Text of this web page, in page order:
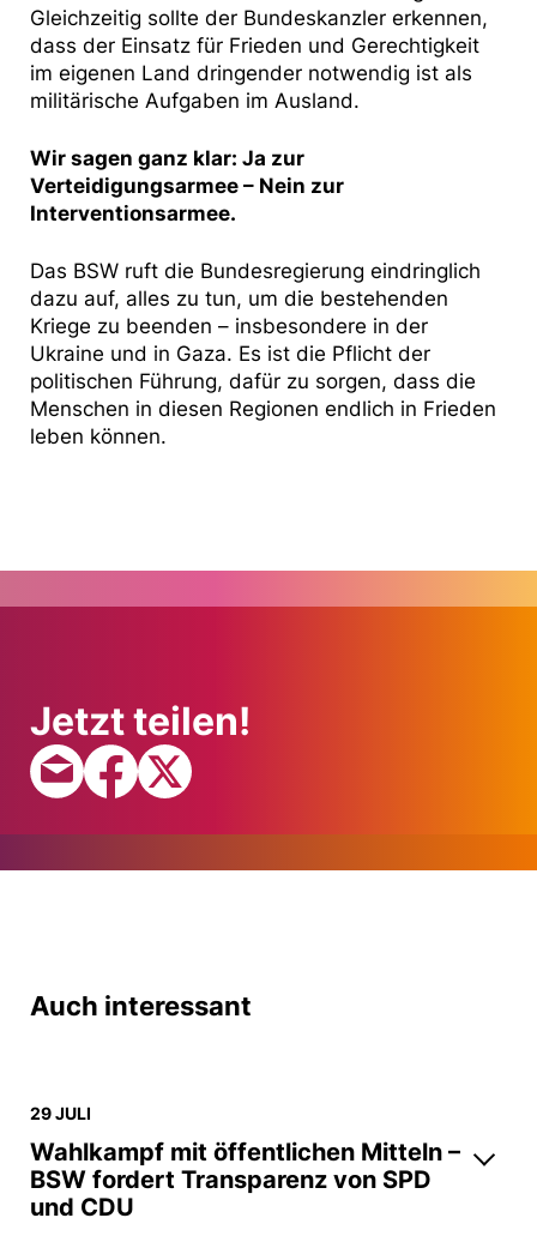
Gleichzeitig sollte der Bundeskanzler erkennen,
dass der Einsatz für Frieden und Gerechtigkeit
im eigenen Land dringender notwendig ist als
militärische Aufgaben im Ausland.
Wir sagen ganz klar: Ja zur
Verteidigungsarmee – Nein zur
Interventionsarmee.
Das BSW ruft die Bundesregierung eindringlich
dazu auf, alles zu tun, um die bestehenden
Kriege zu beenden – insbesondere in der
Ukraine und in Gaza. Es ist die Pflicht der
politischen Führung, dafür zu sorgen, dass die
Menschen in diesen Regionen endlich in Frieden
leben können.
Jetzt teilen!
Auch interessant
29 JULI
Wahlkampf mit öffentlichen Mitteln –
BSW fordert Transparenz von SPD
und CDU